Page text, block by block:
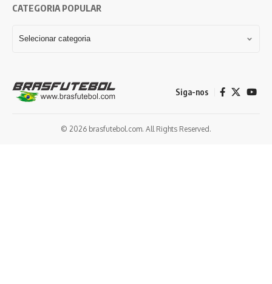
CATEGORIA POPULAR
Siga-nos
© 2026 brasfutebol.com. All Rights Reserved.